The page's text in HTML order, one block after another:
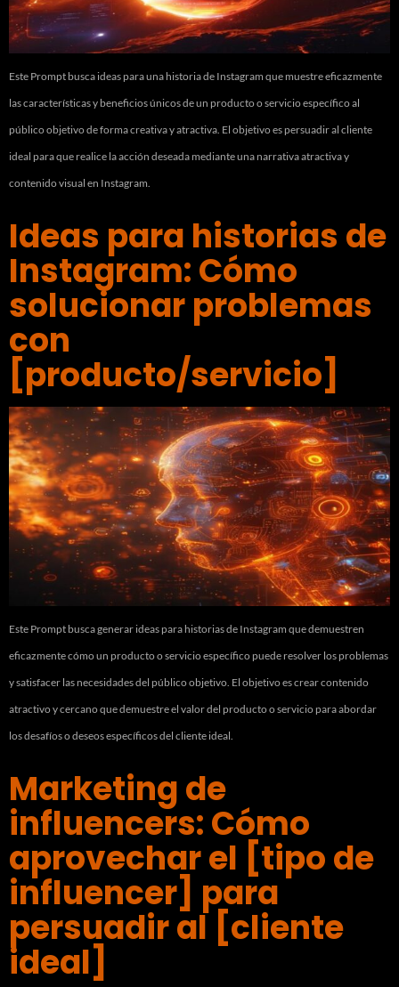
Este Prompt busca ideas para una historia de Instagram que muestre eficazmente
las características y beneficios únicos de un producto o servicio específico al
público objetivo de forma creativa y atractiva. El objetivo es persuadir al cliente
ideal para que realice la acción deseada mediante una narrativa atractiva y
contenido visual en Instagram.
Ideas para historias de
Instagram: Cómo
solucionar problemas
con
[producto/servicio]
Este Prompt busca generar ideas para historias de Instagram que demuestren
eficazmente cómo un producto o servicio específico puede resolver los problemas
y satisfacer las necesidades del público objetivo. El objetivo es crear contenido
atractivo y cercano que demuestre el valor del producto o servicio para abordar
los desafíos o deseos específicos del cliente ideal.
Marketing de
influencers: Cómo
aprovechar el [tipo de
influencer] para
persuadir al [cliente
ideal]